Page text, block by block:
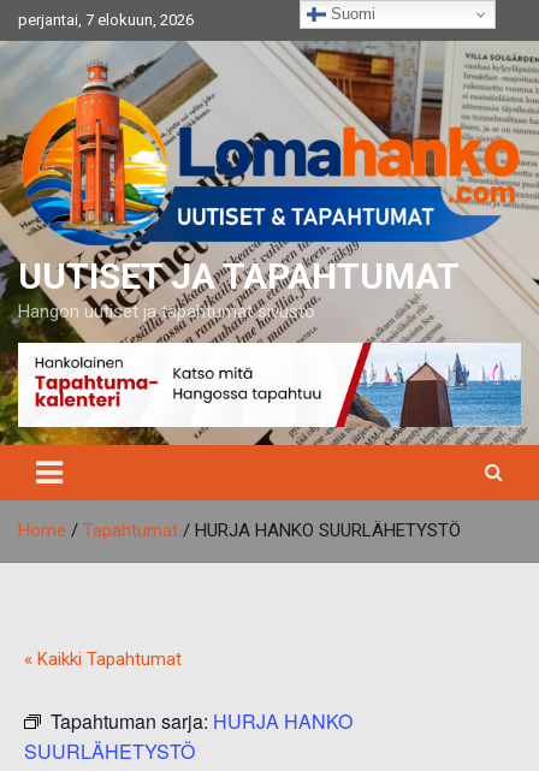
to
content
perjantai, 7 elokuun, 2026
UUTISET JA TAPAHTUMAT
Hangon uutiset ja tapahtumat sivusto
Home Tapahtumat HURJA HANKO SUURLÄHETYSTÖ
« Kaikki Tapahtumat
Tapahtuman sarja: HURJA HANKO
SUURLÄHETYSTÖ
Suomi